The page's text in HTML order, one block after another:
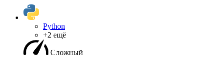
Python
+2 ещё
Сложный